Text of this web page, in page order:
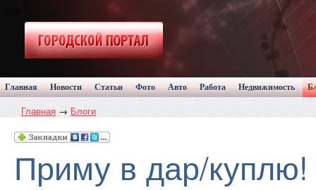
Главная Новости Статьи Фото Авто Работа Недвижимость
Главная → Блоги
Приму в дар/